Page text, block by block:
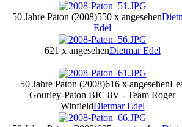
50 Jahre Paton (2008)550 x angesehen
Edel
621 x angesehenDietmar Edel
50 Jahre Paton (2008)616 x angesehen
Gourley-Paton BIC 8V - Team Roger
WinfieldDietmar Edel